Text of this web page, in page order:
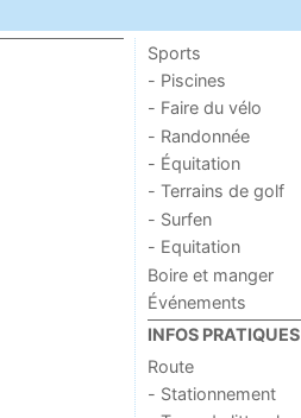
Sports
- Piscines
- Faire du vélo
- Randonnée
- Équitation
- Terrains de golf
- Surfen
- Equitation
Boire et manger
Événements
INFOS PRATIQUES
Route
- Stationnement